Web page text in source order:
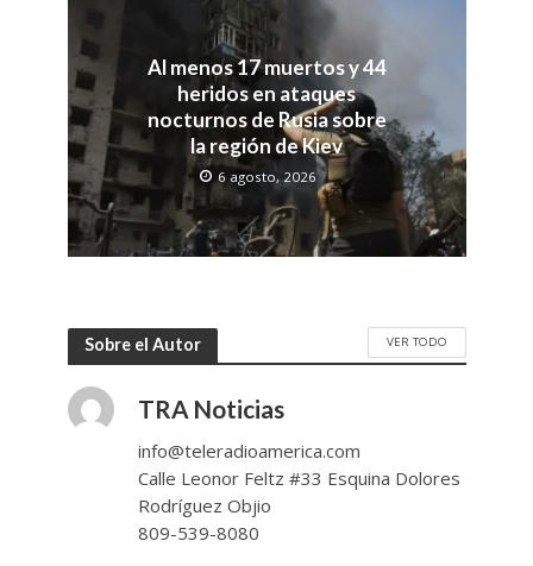
Al menos 17 muertos y 44
heridos en ataques
nocturnos de Rusia sobre
la región de Kiev
6 agosto, 2026
Sobre el Autor VER TODO
TRA Noticias
info@teleradioamerica.com
Calle Leonor Feltz #33 Esquina Dolores
Rodríguez Objio
809-539-8080